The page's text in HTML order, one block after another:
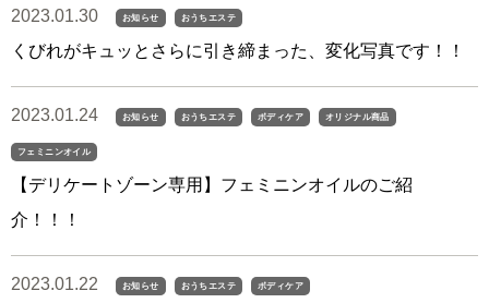
2023.01.30 お知らせ おうちエステ
くびれがキュッとさらに引き締まった、変化写真です！！
2023.01.24 お知らせ おうちエステ ボディケア オリジナル商品
フェミニンオイル
【デリケートゾーン専用】フェミニンオイルのご紹
介！！！
2023.01.22 お知らせ おうちエステ ボディケア